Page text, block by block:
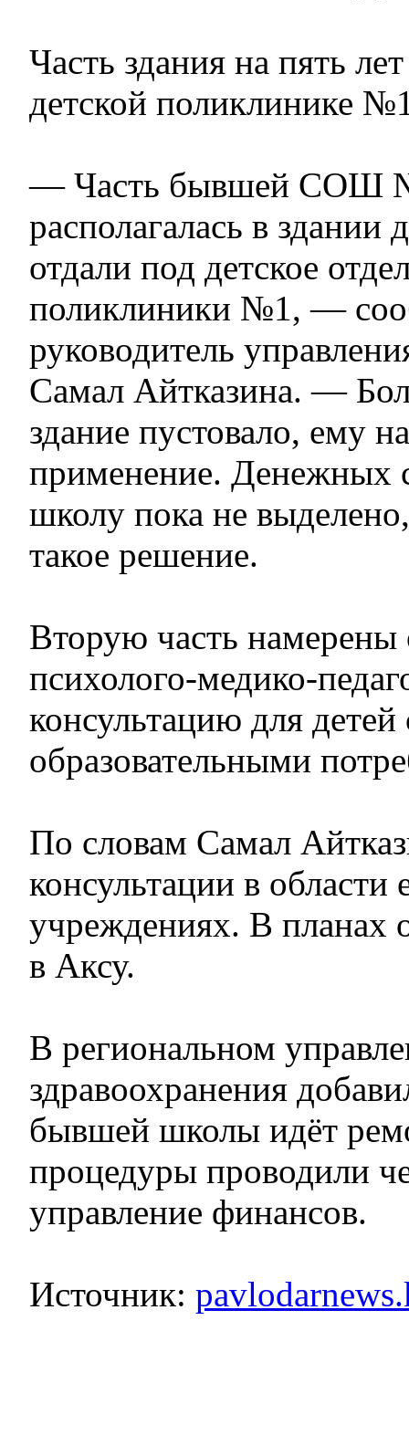
Часть здания на пять
детской поликлинике
— Часть бывшей СОШ
располагалась в здании
отдали под детское
поликлиники №1, —
руководитель
Самал Айтказина. —
здание пустовало, ему
применение. Денежных
школу пока не
такое решение.
Вторую часть намерены
психолого-медико-
консультацию для
образовательными
По словам Самал
консультации в области
учреждениях. В планах
в Аксу.
В региональном
здравоохранения
бывшей школы идёт
процедуры проводили
управление финансов.
Источник: